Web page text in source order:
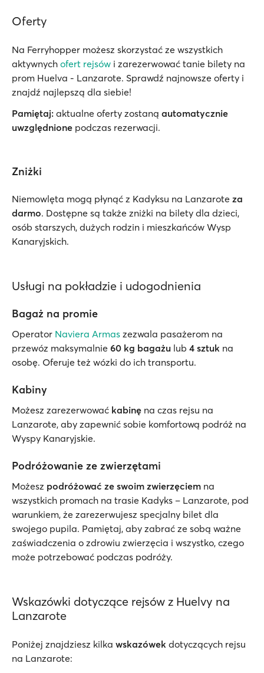
Oferty
Na Ferryhopper możesz skorzystać ze wszystkich
aktywnych ofert rejsów i zarezerwować tanie bilety na
prom Huelva - Lanzarote. Sprawdź najnowsze oferty i
znajdź najlepszą dla siebie!
Pamiętaj: aktualne oferty zostaną automatycznie
uwzględnione podczas rezerwacji.
Zniżki
Niemowlęta mogą płynąć z Kadyksu na Lanzarote za
darmo. Dostępne są także zniżki na bilety dla dzieci,
osób starszych, dużych rodzin i mieszkańców Wysp
Kanaryjskich.
Usługi na pokładzie i udogodnienia
Bagaż na promie
Operator Naviera Armas zezwala pasażerom na
przewóz maksymalnie 60 kg bagażu lub 4 sztuk na
osobę. Oferuje też wózki do ich transportu.
Kabiny
Możesz zarezerwować kabinę na czas rejsu na
Lanzarote, aby zapewnić sobie komfortową podróż na
Wyspy Kanaryjskie.
Podróżowanie ze zwierzętami
Możesz podróżować ze swoim zwierzęciem na
wszystkich promach na trasie Kadyks – Lanzarote, pod
warunkiem, że zarezerwujesz specjalny bilet dla
swojego pupila. Pamiętaj, aby zabrać ze sobą ważne
zaświadczenia o zdrowiu zwierzęcia i wszystko, czego
może potrzebować podczas podróży.
Wskazówki dotyczące rejsów z Huelvy na
Lanzarote
Poniżej znajdziesz kilka wskazówek dotyczących rejsu
na Lanzarote: